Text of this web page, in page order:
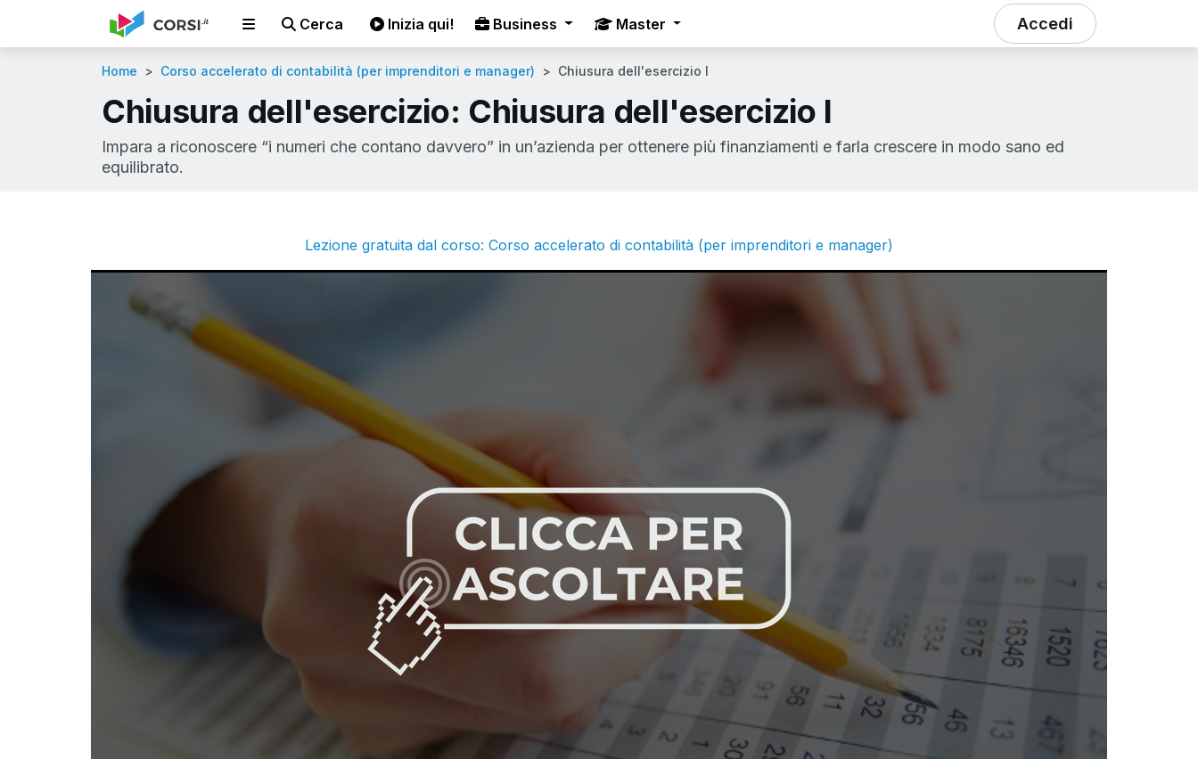
Cerca Inizia qui! Business Master Accedi
Home Corso accelerato di contabilità (per imprenditori e manager) Chiusura dell'esercizio I
Chiusura dell'esercizio: Chiusura dell'esercizio I
Impara a riconoscere “i numeri che contano davvero” in un’azienda per ottenere più finanziamenti e farla crescere in modo sano ed
equilibrato.
Lezione gratuita dal corso: Corso accelerato di contabilità (per imprenditori e manager)